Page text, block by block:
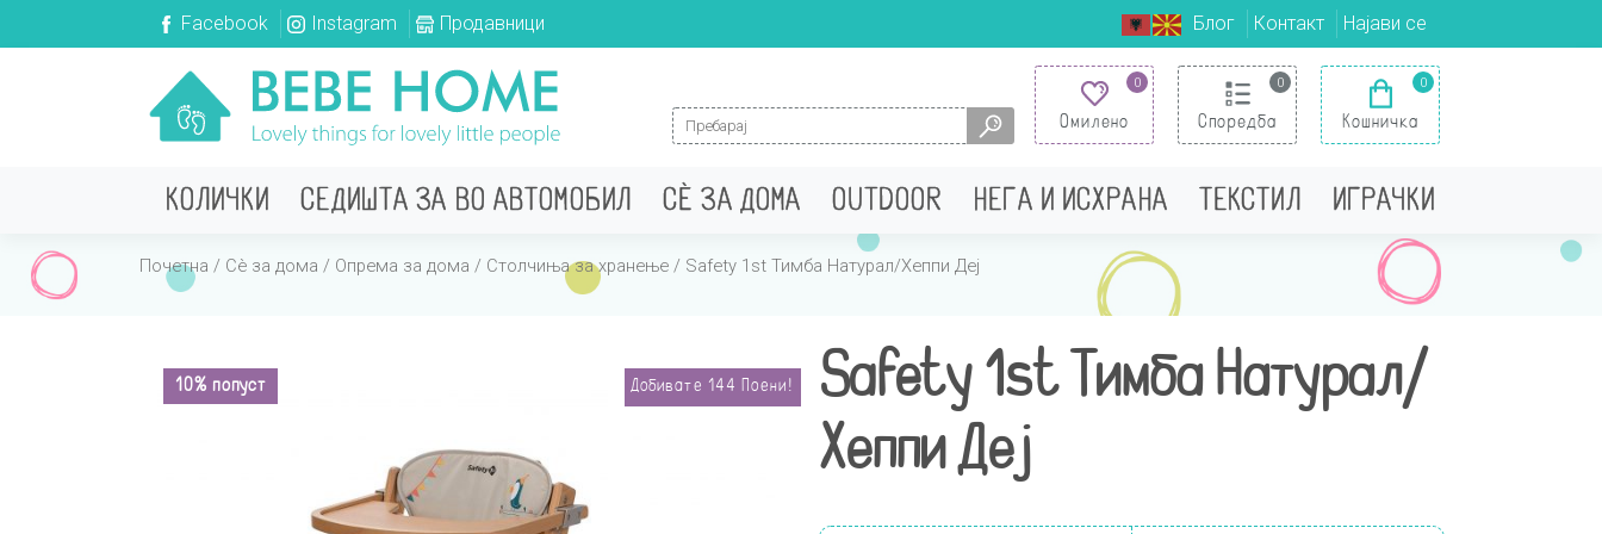
Facebook Instagram Продавници Блог Контакт Најави се
Search for:
0
Омилено
0
Споредба
0
Кошничка
КОЛИЧКИ СЕДИШТА ЗА ВО АВТОМОБИЛ СÈ ЗА ДОМА OUTDOOR НЕГА И ИСХРАНА ТЕКСТИЛ ИГРАЧКИ
Почетна / Сè за дома / Опрема за дома / Столчиња за хранење / Safety 1st Тимба Натурал/Хеппи Деј
10% попуст Добивате 144 Поени!
Safety 1st Тимба Натурал/
Хеппи Деј